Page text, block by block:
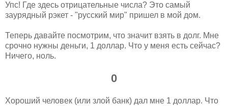
Упс! Где здесь отрицательные числа? Это самый
заурядный рэкет - "русский мир" пришел в мой дом.
Теперь давайте посмотрим, что значит взять в долг. Мне
срочно нужны деньги, 1 доллар. Что у меня есть сейчас?
Ничего, ноль.
0
Хороший человек (или злой банк) дал мне 1 доллар. Что